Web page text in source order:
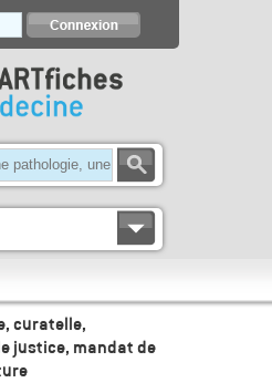
curatelle,
justice, mandat de